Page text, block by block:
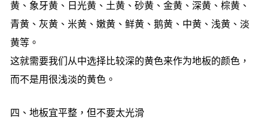
黄、象牙黄、日光黄、土黄、砂黄、金黄、深黄、棕黄、
青黄、灰黄、米黄、嫩黄、鲜黄、鹅黄、中黄、浅黄、淡
黄等。
这就需要我们从中选择比较深的黄色来作为地板的颜色，
而不是用很浅淡的黄色。
四、地板宜平整，但不要太光滑